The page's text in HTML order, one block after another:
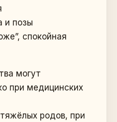
и позы
спокойная
могут
при медицинских
родов, при